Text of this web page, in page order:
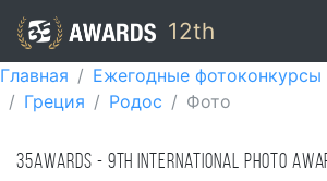
12th
Главная Ежегодные фотоконкурсы
Греция
Родос Фото
35AWARDS - 9TH international photo